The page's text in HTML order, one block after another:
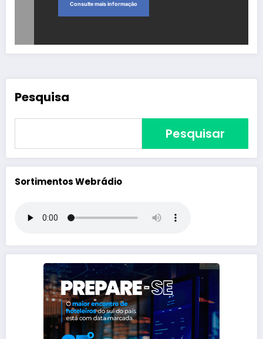
Consulte mais informação
Pesquisa
Pesquisar
Sortimentos Webrádio